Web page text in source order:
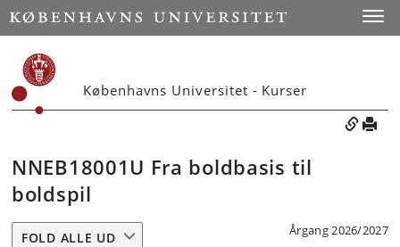
Københavns Universitet - Kurser
NNEB18001U Fra boldbasis til
boldspil
Årgang 2026/2027
FOLD ALLE UD